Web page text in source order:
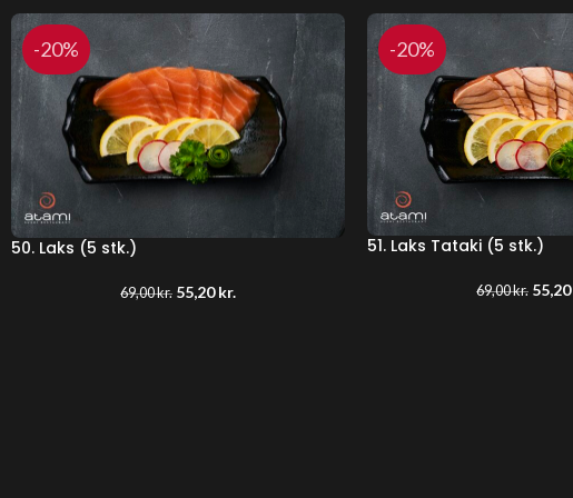
-20%
50. Laks (5 stk.)
69,00kr. 55,20kr.
-20%
51. Laks Tataki (5 stk.)
69,00kr. 55,20